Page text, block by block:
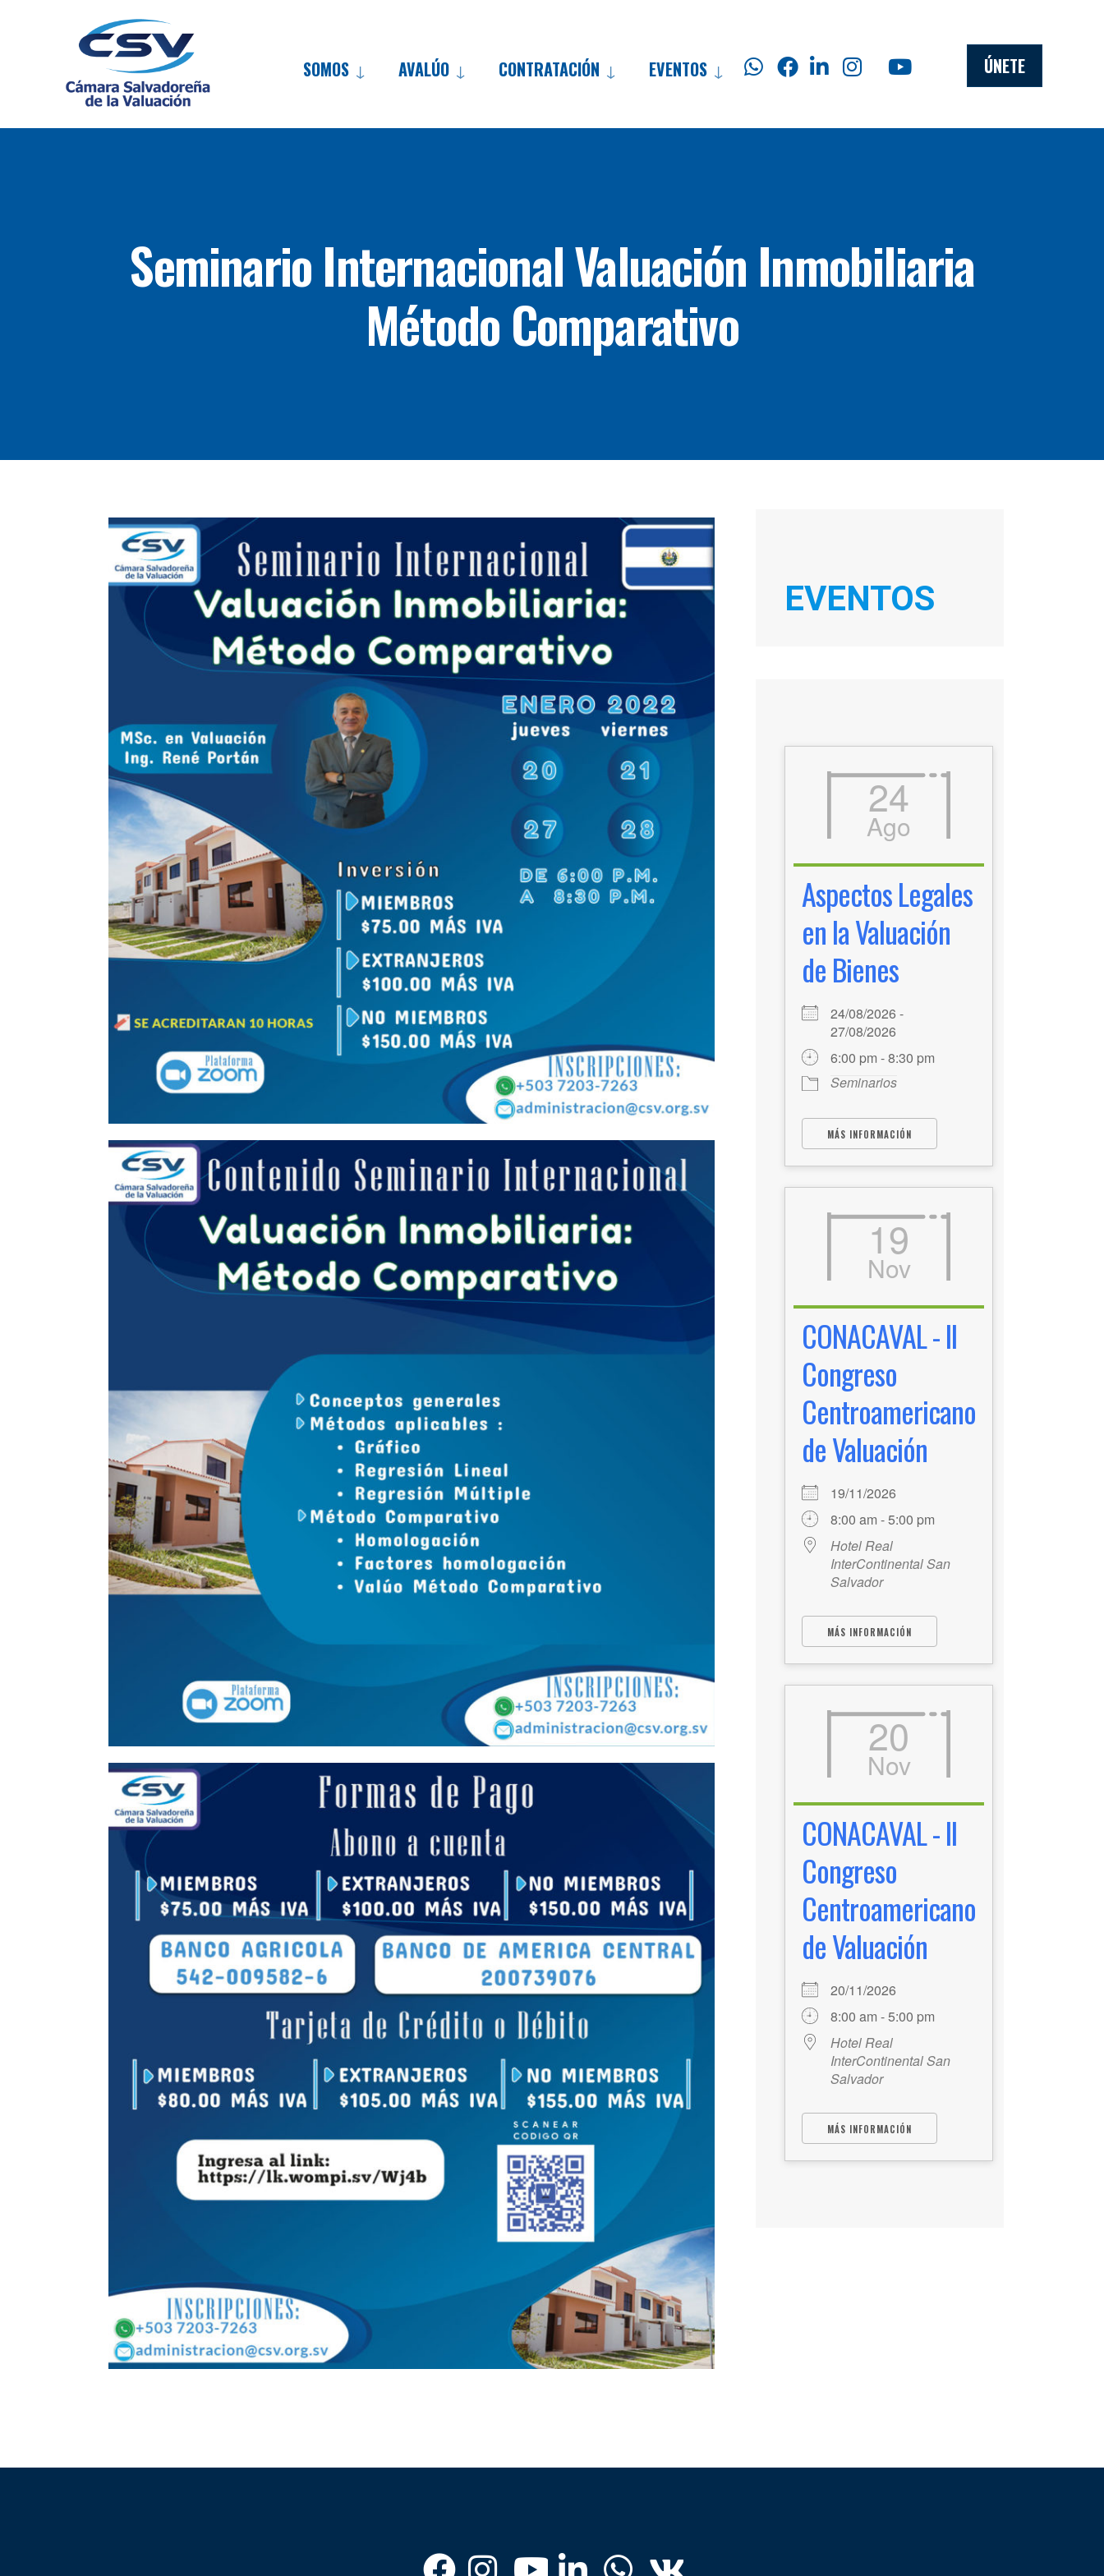
SOMOS AVALÚO CONTRATACIÓN EVENTOS ÚNETE
Seminario Internacional Valuación Inmobiliaria
Método Comparativo
EVENTOS
24
Ago
Aspectos Legales
en la Valuación
de Bienes
24/08/2026 -
27/08/2026
6:00 pm - 8:30 pm
Seminarios
MÁS INFORMACIÓN
19
Nov
CONACAVAL - II
Congreso
Centroamericano
de Valuación
19/11/2026
8:00 am - 5:00 pm
Hotel Real
InterContinental San
Salvador
MÁS INFORMACIÓN
20
Nov
CONACAVAL - II
Congreso
Centroamericano
de Valuación
20/11/2026
8:00 am - 5:00 pm
Hotel Real
InterContinental San
Salvador
MÁS INFORMACIÓN